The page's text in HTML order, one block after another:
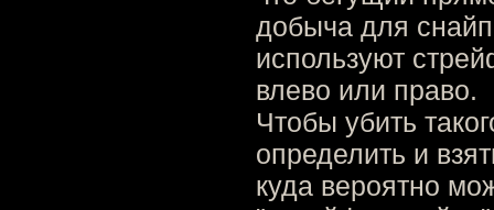
добыча для
используют
влево или право.
Чтобы убить
определить и
куда вероятно